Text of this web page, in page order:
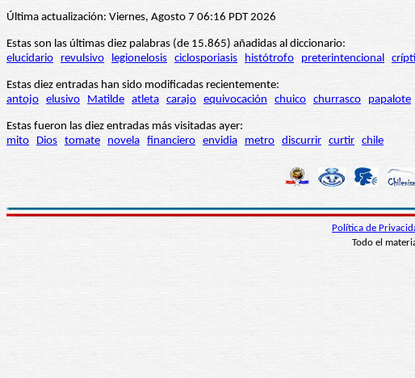
Última actualización: Viernes, Agosto 7 06:16 PDT 2026
Estas son las últimas diez palabras (de 15.865) añadidas al diccionario:
elucidario
revulsivo legionelosis ciclosporiasis histótrofo preterintencional
Estas diez entradas han sido modificadas recientemente:
antojo elusivo Matilde atleta carajo equivocación chuico churrasco papalote
Estas fueron las diez entradas más visitadas ayer:
mito
Dios tomate novela financiero envidia metro discurrir curtir chile
Política de
Todo el